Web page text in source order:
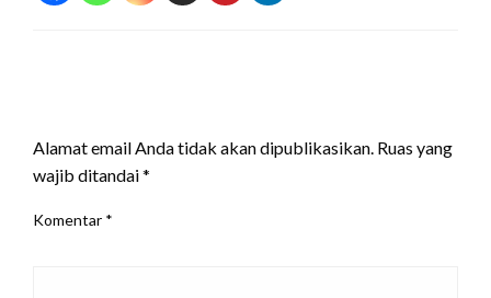
Alamat email Anda tidak akan dipublikasikan. Ruas yang
wajib ditandai*
Komentar *